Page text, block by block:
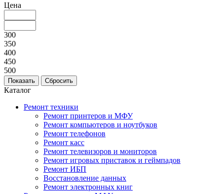
Цена
300
350
400
450
500
Каталог
Ремонт техники
Ремонт принтеров и МФУ
Ремонт компьютеров и ноутбуков
Ремонт телефонов
Ремонт касс
Ремонт телевизоров и мониторов
Ремонт игровых приставок и геймпадов
Ремонт ИБП
Восстановление данных
Ремонт электронных книг